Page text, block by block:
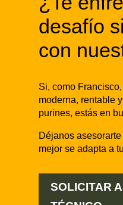
desafío
con
Si, como
moderna, rentable
purines, estás en
Déjanos
mejor se adapta a
SOLICITAR